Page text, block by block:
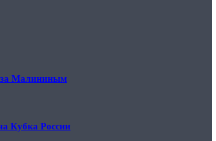
за Малининым
Кубка России